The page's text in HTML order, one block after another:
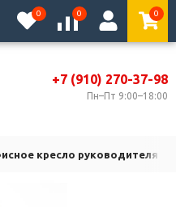
0 0 0
+7 (910) 270-37-98
Пн–Пт 9:00–18:00
кресло руководителя